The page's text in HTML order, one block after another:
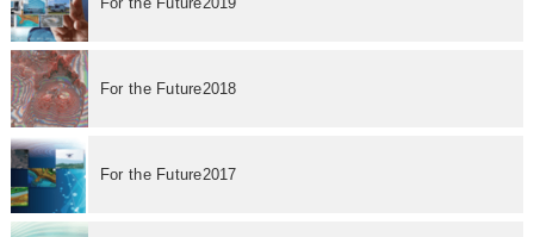
For the Future2018
For the Future2017